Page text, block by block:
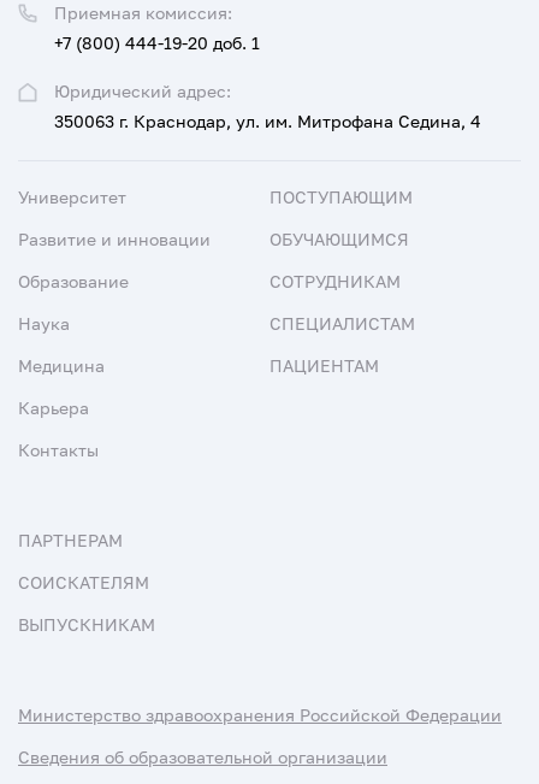
Юридический адрес:
350063 г. Краснодар, ул. им. Митрофана Седина, 4
Приемная комиссия:
+7 (800) 444-19-20 доб. 1
Университет
Развитие и инновации
Образование
Наука
Медицина
Карьера
Контакты
ПОСТУПАЮЩИМ
ОБУЧАЮЩИМСЯ
СОТРУДНИКАМ
СПЕЦИАЛИСТАМ
ПАЦИЕНТАМ
ПАРТНЕРАМ
СОИСКАТЕЛЯМ
ВЫПУСКНИКАМ
Министерство здравоохранения Российской Федерации
Сведения об образовательной организации